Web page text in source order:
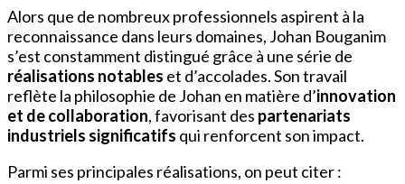
Alors que de nombreux professionnels aspirent à la
reconnaissance dans leurs domaines, Johan Bouganim
s’est constamment distingué grâce à une série de
réalisations notables et d’accolades. Son travail
reflète la philosophie de Johan en matière d’innovation
et de collaboration, favorisant des partenariats
industriels significatifs qui renforcent son impact.
Parmi ses principales réalisations, on peut citer :